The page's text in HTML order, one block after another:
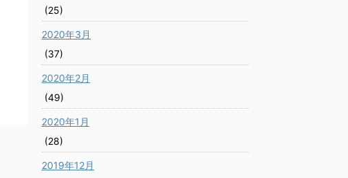
(25)
2020年3月
(37)
2020年2月
(49)
2020年1月
(28)
2019年12月